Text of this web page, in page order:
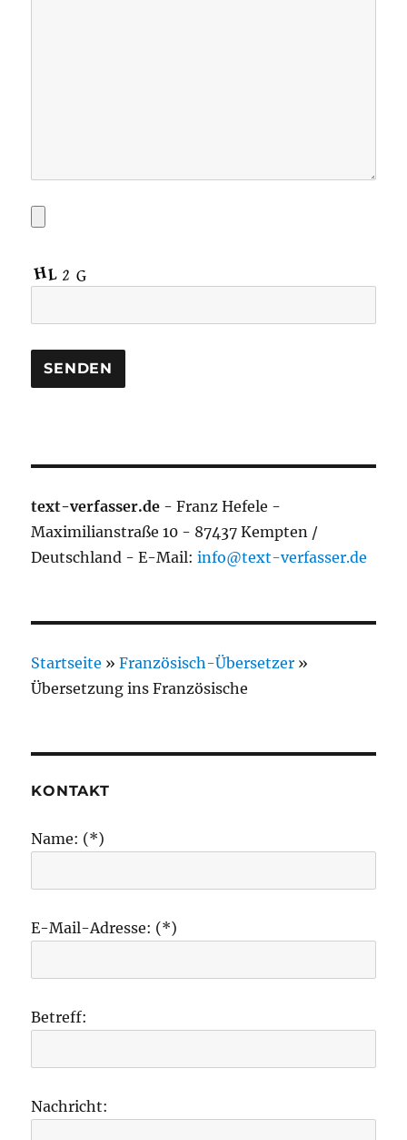
text-verfasser.de - Franz Hefele -
Maximilianstraße 10 - 87437 Kempten /
Deutschland - E-Mail:info@text-verfasser.de
Startseite »Französisch-Übersetzer »
Übersetzung ins Französische
KONTAKT
Name: (*)
E-Mail-Adresse: (*)
Betreff:
Nachricht: